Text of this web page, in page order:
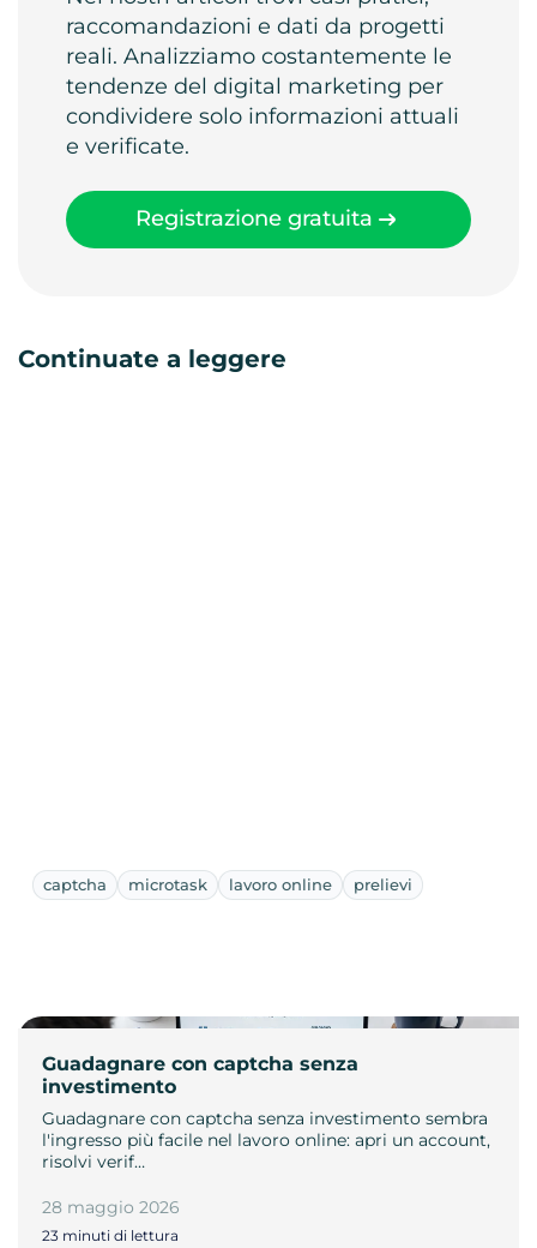
raccomandazioni e dati da progetti
reali. Analizziamo costantemente le
tendenze del digital marketing per
condividere solo informazioni attuali
e verificate.
Registrazione gratuita
Continuate a leggere
captcha microtask lavoro online prelievi
Guadagnare con captcha senza
investimento
Guadagnare con captcha senza investimento sembra
l'ingresso più facile nel lavoro online: apri un account,
risolvi verif…
28 maggio 2026
23 minuti di lettura